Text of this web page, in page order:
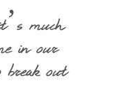
much
in our
out